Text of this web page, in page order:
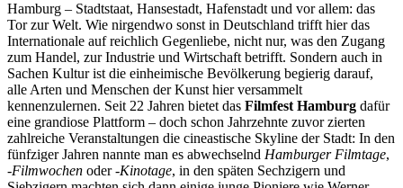
Hamburg – Stadtstaat, Hansestadt, Hafenstadt und vor allem: das
Tor zur Welt. Wie nirgendwo sonst in Deutschland trifft hier das
Internationale auf reichlich Gegenliebe, nicht nur, was den Zugang
zum Handel, zur Industrie und Wirtschaft betrifft. Sondern auch in
Sachen Kultur ist die einheimische Bevölkerung begierig darauf,
alle Arten und Menschen der Kunst hier versammelt
kennenzulernen. Seit 22 Jahren bietet das Filmfest Hamburg dafür
eine grandiose Plattform – doch schon Jahrzehnte zuvor zierten
zahlreiche Veranstaltungen die cineastische Skyline der Stadt: In den
fünfziger Jahren nannte man es abwechselnd Hamburger Filmtage,
-Filmwochen oder-Kinotage, in den späten Sechzigern und